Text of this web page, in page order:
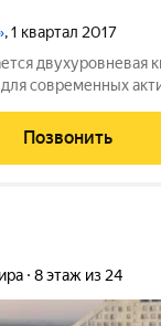
, 1 квартал 2017
двухуровневая
в альпийском
Позвонить
8 этаж из 24